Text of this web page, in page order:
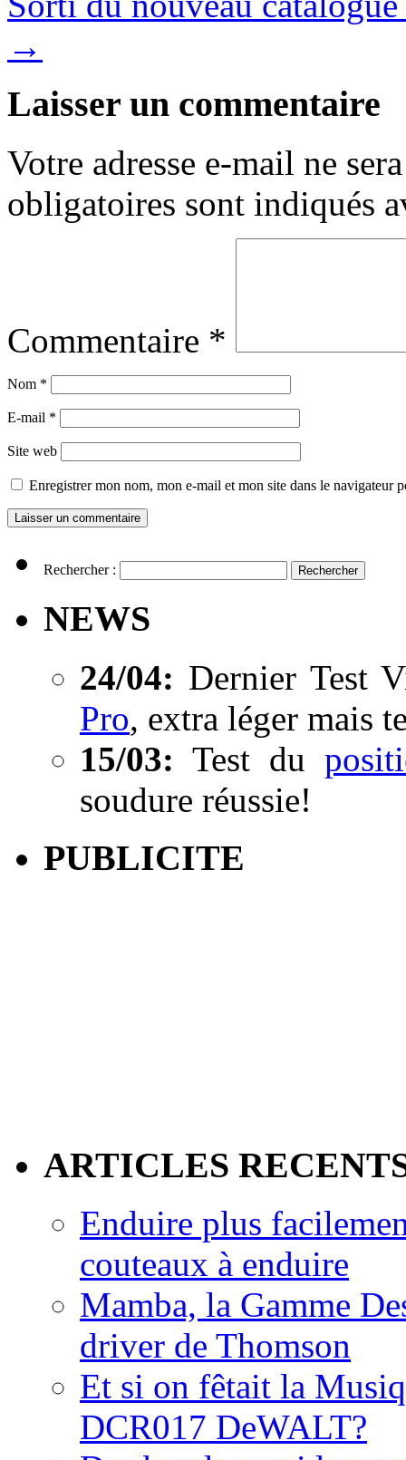
→
Laisser un commentaire
Votre adresse e-mail ne
obligatoires sont indiqués
Commentaire *
Nom *
E-mail *
Site web
Enregistrer mon nom, mon e-mail et mon site dans le navigateur
Rechercher :
NEWS
24/04: Dernier Test
Pro, extra léger mais
15/03: Test du
soudure réussie!
PUBLICITE
ARTICLES
Enduire plus
couteaux à enduire
Mamba, la Gamme
driver de Thomson
Et si on fêtait la
DCR017 DeWALT?